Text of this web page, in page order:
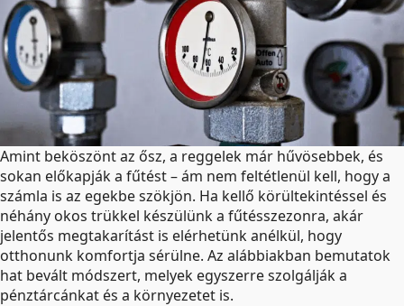
Amint beköszönt az ősz, a reggelek már hűvösebbek, és
sokan előkapják a fűtést – ám nem feltétlenül kell, hogy a
számla is az egekbe szökjön. Ha kellő körültekintéssel és
néhány okos trükkel készülünk a fűtésszezonra, akár
jelentős megtakarítást is elérhetünk anélkül, hogy
otthonunk komfortja sérülne. Az alábbiakban bemutatok
hat bevált módszert, melyek egyszerre szolgálják a
pénztárcánkat és a környezetet is.